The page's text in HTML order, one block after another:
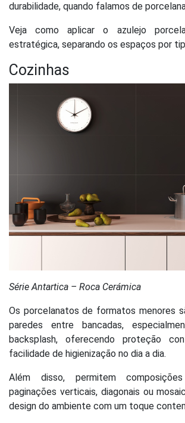
durabilidade, quando falamos de
Veja como aplicar o azulejo
estratégica, separando os espaços por
Cozinhas
Série Antartica – Roca Cerámica
Os porcelanatos de formatos menores
paredes entre bancadas,
backsplash, oferecendo proteção
facilidade de higienização no dia a dia.
Além disso, permitem
paginações verticais, diagonais ou
design do ambiente com um toque